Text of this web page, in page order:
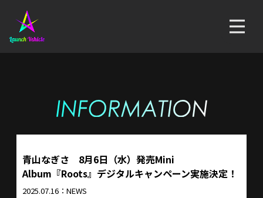
青山なぎさ 8月6日（水）発売Mini
Album『Roots』デジタルキャンペーン実施決定！
2025.07.16：NEWS